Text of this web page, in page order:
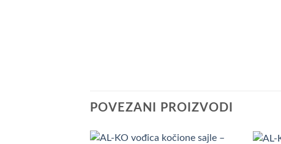
POVEZANI PROIZVODI